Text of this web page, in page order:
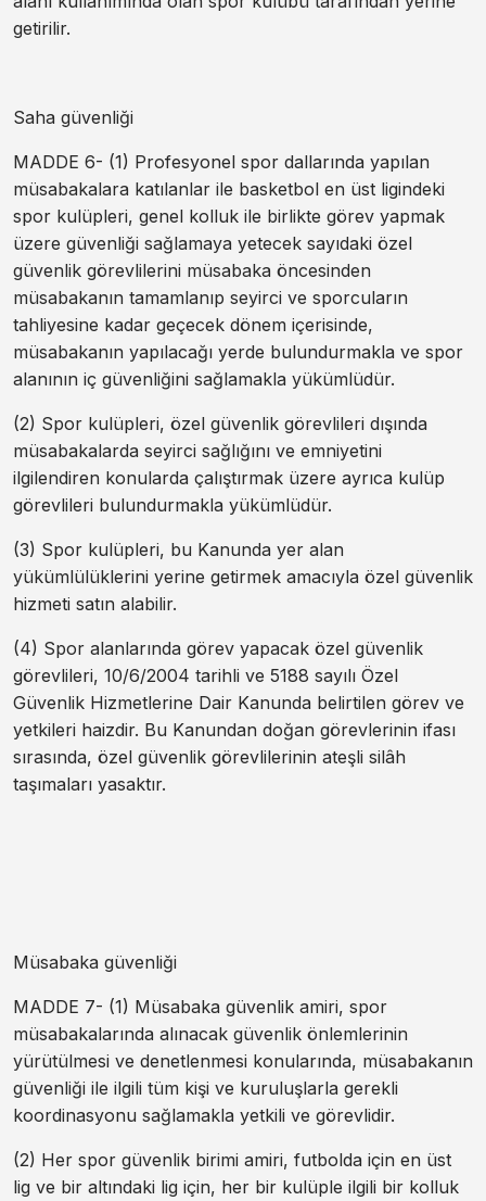
getirilir.
Saha güvenliği
MADDE 6- (1) Profesyonel spor dallarında yapılan
müsabakalara katılanlar ile basketbol en üst ligindeki
spor kulüpleri, genel kolluk ile birlikte görev yapmak
üzere güvenliği sağlamaya yetecek sayıdaki özel
güvenlik görevlilerini müsabaka öncesinden
müsabakanın tamamlanıp seyirci ve sporcuların
tahliyesine kadar geçecek dönem içerisinde,
müsabakanın yapılacağı yerde bulundurmakla ve spor
alanının iç güvenliğini sağlamakla yükümlüdür.
(2) Spor kulüpleri, özel güvenlik görevlileri dışında
müsabakalarda seyirci sağlığını ve emniyetini
ilgilendiren konularda çalıştırmak üzere ayrıca kulüp
görevlileri bulundurmakla yükümlüdür.
(3) Spor kulüpleri, bu Kanunda yer alan
yükümlülüklerini yerine getirmek amacıyla özel güvenlik
hizmeti satın alabilir.
(4) Spor alanlarında görev yapacak özel güvenlik
görevlileri, 10/6/2004 tarihli ve 5188 sayılı Özel
Güvenlik Hizmetlerine Dair Kanunda belirtilen görev ve
yetkileri haizdir. Bu Kanundan doğan görevlerinin ifası
sırasında, özel güvenlik görevlilerinin ateşli silâh
taşımaları yasaktır.
Müsabaka güvenliği
MADDE 7- (1) Müsabaka güvenlik amiri, spor
müsabakalarında alınacak güvenlik önlemlerinin
yürütülmesi ve denetlenmesi konularında, müsabakanın
güvenliği ile ilgili tüm kişi ve kuruluşlarla gerekli
koordinasyonu sağlamakla yetkili ve görevlidir.
(2) Her spor güvenlik birimi amiri, futbolda için en üst
lig ve bir altındaki lig için, her bir kulüple ilgili bir kolluk